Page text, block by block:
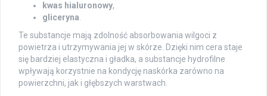
kwas hialuronowy,
gliceryna.
Te substancje mają zdolność absorbowania wilgoci z
powietrza i utrzymywania jej w skórze. Dzięki nim cera staje
się bardziej elastyczna i gładka, a substancje hydrofilne
wpływają korzystnie na kondycję naskórka zarówno na
powierzchni, jak i głębszych warstwach.